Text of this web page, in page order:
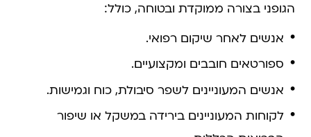
הגופני בצורה ממוקדת ובטוחה, כולל:
אנשים לאחר שיקום רפואי.
ספורטאים חובבים ומקצועיים.
אנשים המעוניינים לשפר סיבולת, כוח וגמישות.
לקוחות המעוניינים בירידה במשקל או שיפור